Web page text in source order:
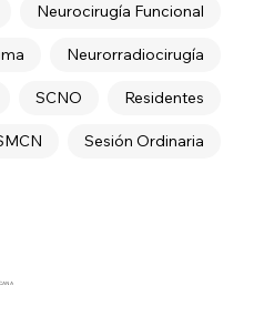
Neurocirugía Funcional
Neurorradiocirugía
Residentes
SCNO
Sesión Ordinaria